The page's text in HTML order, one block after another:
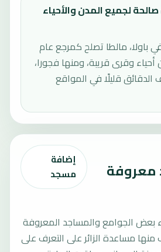
لجميع المدن والأحياء
باولا، مالطا تصلح كمرجع عام
وقرى قريبة، ومنها فجورا،
الدقائق قليلًا في المواقع
معروفة
إضافة
مسجد
بعض الجوامع والمساجد المعروفة
منها مساعدة الزائر على التعرف على